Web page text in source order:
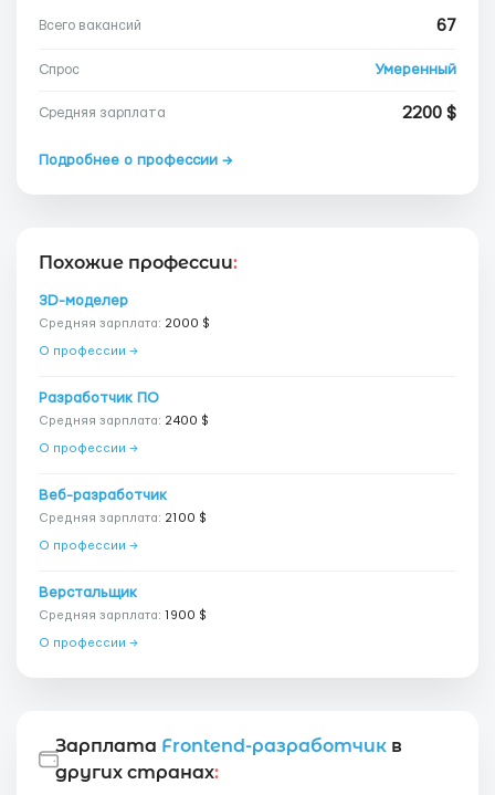
Всего вакансий 67
Спрос Умеренный
Средняя зарплата 2200 $
Подробнее о профессии →
Похожие профессии:
3D-моделер
Средняя зарплата: 2000 $
О профессии →
Разработчик ПО
Средняя зарплата: 2400 $
О профессии →
Веб-разработчик
Средняя зарплата: 2100 $
О профессии →
Верстальщик
Средняя зарплата: 1900 $
О профессии →
Зарплата Frontend-разработчик в
других странах: